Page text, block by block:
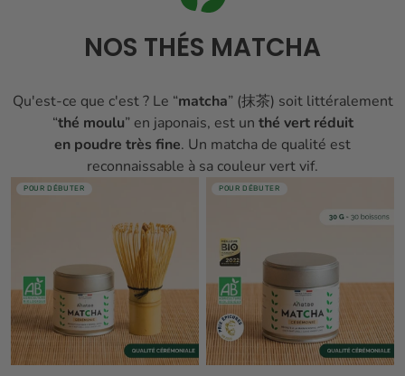
NOS THÉS MATCHA
Qu'est-ce que c'est ? Le “matcha” (抹茶) soit littéralement
“thé moulu” en japonais, est un thé vert réduit
en poudre très fine. Un matcha de qualité est
reconnaissable à sa couleur vert vif.
POUR DÉBUTER POUR DÉBUTER